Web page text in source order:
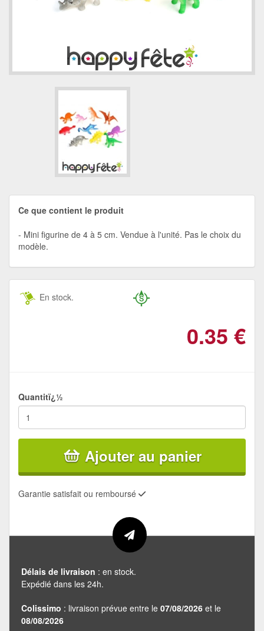
Ce que contient le produit
Mini figurine de 4 à 5 cm. Vendue à l'unité. Pas le choix du
modèle.
En stock.
0.35 €
Quantitï¿½
Ajouter au panier
Garantie satisfait ou remboursé
Délais de livraison : en stock.
Expédié dans les 24h.
Colissimo : livraison prévue entre le 07/08/2026 et le
08/08/2026